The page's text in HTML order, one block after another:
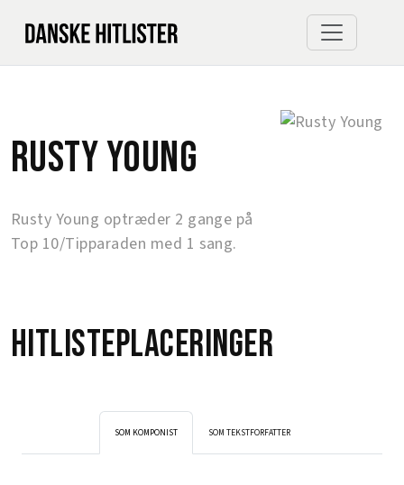
Rusty Young
Rusty Young optræder 2 gange på
Top 10/Tipparaden med 1 sang.
Hitlisteplaceringer
SOM KOMPONIST SOM TEKSTFORFATTER